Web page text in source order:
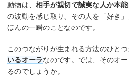
動物は、相手が親切で誠実な人か本能
の波動を感じ取り、その人を「好き」
ほんの一瞬のことなのです。
このつながりが生まれる方法のひとつ
いるオーラなのです。では、そのオ
るのでしょうか。